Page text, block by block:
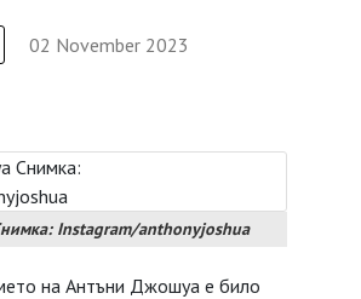
02 November 2023
Instagram/anthonyjoshua
на Антъни Джошуа е било